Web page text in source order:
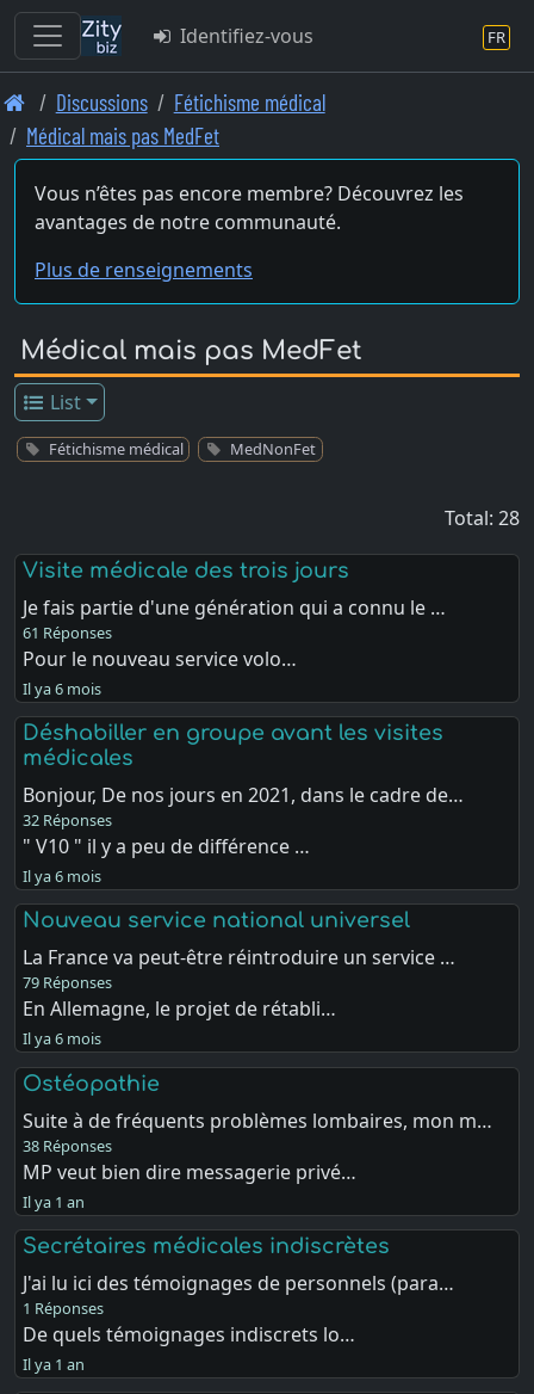
Skip
to
main
content
Identifiez-vous FR
Discussions
Fétichisme médical
Médical mais pas MedFet
Vous n’êtes pas encore membre? Découvrez les
avantages de notre communauté.
Plus de renseignements
Médical mais pas MedFet
List
Fétichisme médical MedNonFet
Total: 28
Visite médicale des trois jours
Je fais partie d'une génération qui a connu le …
61 Réponses
Pour le nouveau service volo…
Il ya 6 mois
Déshabiller en groupe avant les visites
médicales
Bonjour, De nos jours en 2021, dans le cadre de…
32 Réponses
" V10 " il y a peu de différence …
Il ya 6 mois
Nouveau service national universel
La France va peut-être réintroduire un service …
79 Réponses
En Allemagne, le projet de rétabli…
Il ya 6 mois
Ostéopathie
Suite à de fréquents problèmes lombaires, mon m…
38 Réponses
MP veut bien dire messagerie privé…
Il ya 1 an
Secrétaires médicales indiscrètes
J'ai lu ici des témoignages de personnels (para…
1 Réponses
De quels témoignages indiscrets lo…
Il ya 1 an